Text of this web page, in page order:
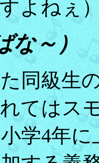
よねぇ
な～）
同級生
てはス
学4年